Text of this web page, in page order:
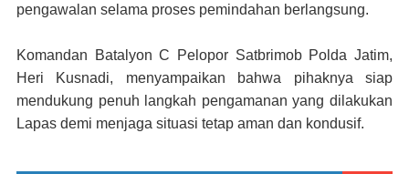
pengawalan selama proses pemindahan berlangsung.
Komandan Batalyon C Pelopor Satbrimob Polda Jatim,
Heri Kusnadi, menyampaikan bahwa pihaknya siap
mendukung penuh langkah pengamanan yang dilakukan
Lapas demi menjaga situasi tetap aman dan kondusif.